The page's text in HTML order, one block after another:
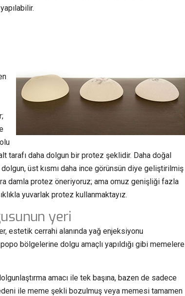
tarafı daha dolgun bir protez şeklidir. Daha doğal
üst kısmı daha ince görünsün diye geliştirilmiş
damla protez öneriyoruz; ama omuz genişliği fazla
yuvarlak protez kullanmaktayız.
yeri
estetik cerrahi alanında yağ enjeksiyonu
bölgelerine dolgu amaçlı yapıldığı gibi memelere
amacı ile tek başına, bazen de sadece
ile meme şekli bozulmuş veya memesi tamamen